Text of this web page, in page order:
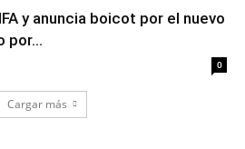
y anuncia boicot por el nuevo
por...
0
Cargar más